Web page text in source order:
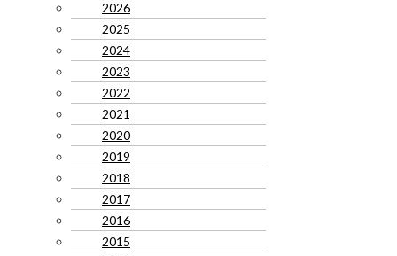
2026
2025
2024
2023
2022
2021
2020
2019
2018
2017
2016
2015